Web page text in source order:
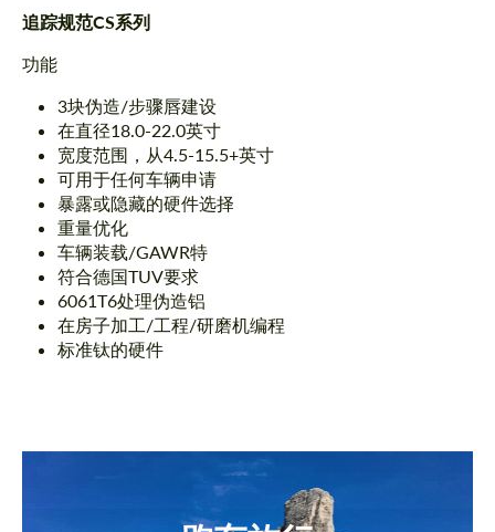
追踪规范CS系列
功能
3块伪造/步骤唇建设
在直径18.0-22.0英寸
宽度范围，从4.5-15.5+英寸
可用于任何车辆申请
暴露或隐藏的硬件选择
重量优化
车辆装载/GAWR特
符合德国TUV要求
6061T6处理伪造铝
在房子加工/工程/研磨机编程
标准钛的硬件